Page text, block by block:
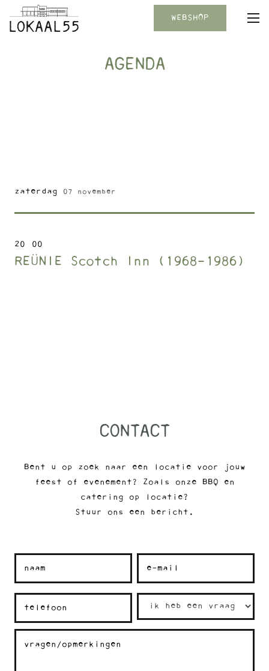
WEBSHOP
AGENDA
zaterdag 07 november
20 00
REÜNIE Scotch Inn (1968-1986)
CONTACT
Bent u op zoek naar een locatie voor jouw
feest of evenement? Zoals onze BBQ en
catering op locatie?
Stuur ons een bericht.